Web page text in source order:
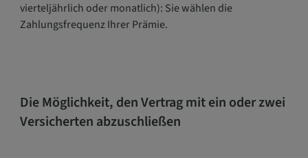
vierteljährlich oder monatlich): Sie wählen die
Zahlungsfrequenz Ihrer Prämie.
Die Möglichkeit, den Vertrag mit ein oder zwei
Versicherten abzuschließen